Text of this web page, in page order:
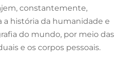
constantemente,
a história da humanidade e
do mundo, por meio das
e os corpos pessoais.